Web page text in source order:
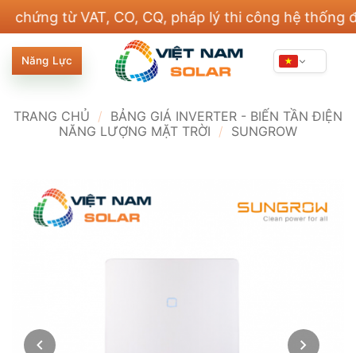
nội
dung
từ VAT, CO, CQ, pháp lý thi công hệ thống điện
Năng Lực
TRANG CHỦ / BẢNG GIÁ INVERTER - BIẾN TẦN ĐIỆN
NĂNG LƯỢNG MẶT TRỜI / SUNGROW